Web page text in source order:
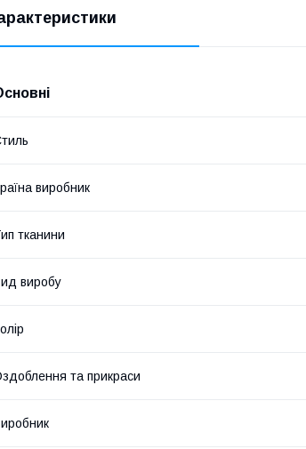
виробник
тканини
виробу
та прикраси